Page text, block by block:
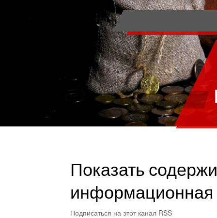
Показать
информационная
Подписаться на этот канал RSS